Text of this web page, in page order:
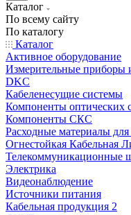
Каталог
По всему сайту
По каталогу
Каталог
Активное оборудование
Измерительные приборы
DKC
Кабеленесущие системы
Компоненты оптических
Компоненты СКС
Расходные материалы
Огнестойкая Кабельная
Телекоммуникационные
Электрика
Видеонаблюдение
Источники питания
Кабельная продукция 2